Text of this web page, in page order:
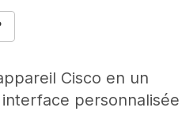
Cisco en un
personnalisée